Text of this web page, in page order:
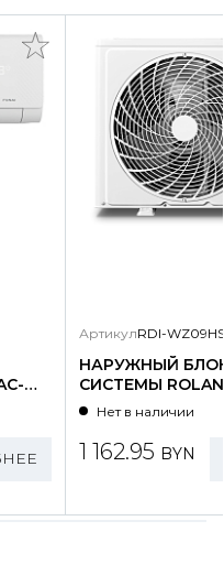
АртикулRDI-
НАРУЖНЫЙ
СИСТЕМЫ
WZ09HSS/N1-
Нет в наличии
1 162.95 BYN